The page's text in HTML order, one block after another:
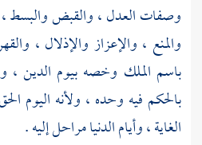
وصفات العدل ، والقبض والبسط
والمنع ، والإعزاز والإذلال ،
باسم الملك وخصه بيوم الدين ،
بالحكم فيه وحده ، ولأنه اليوم
الغاية ، وأيام الدنيا مراحل إليه .